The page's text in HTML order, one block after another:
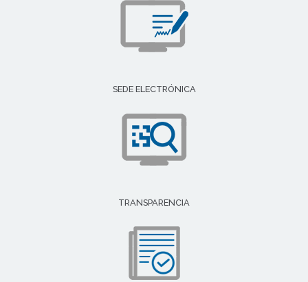
SEDE ELECTRÓNICA
TRANSPARENCIA